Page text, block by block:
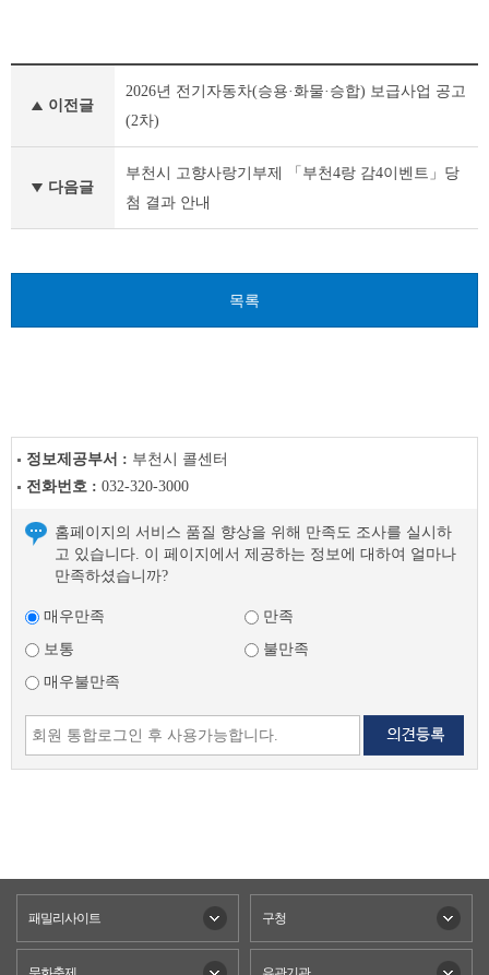
음
이전글
2026년 전기자동차(승용·화물·승합) 보급사업 공고
(2차)
다음글
부천시 고향사랑기부제 「부천4랑 감4이벤트」당
첨 결과 안내
목록
정보제공부서 : 부천시 콜센터
전화번호 : 032-320-3000
홈페이지의 서비스 품질 향상을 위해 만족도 조사를 실시하
고 있습니다. 이 페이지에서 제공하는 정보에 대하여 얼마나
만족하셨습니까?
매우만족
만족
보통
불만족
매우불만족
패밀리사이트 구청